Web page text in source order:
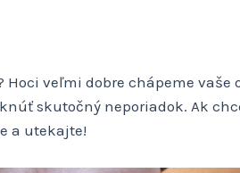
veľmi dobre chápeme vaše
skutočný neporiadok. Ak
a utekajte!